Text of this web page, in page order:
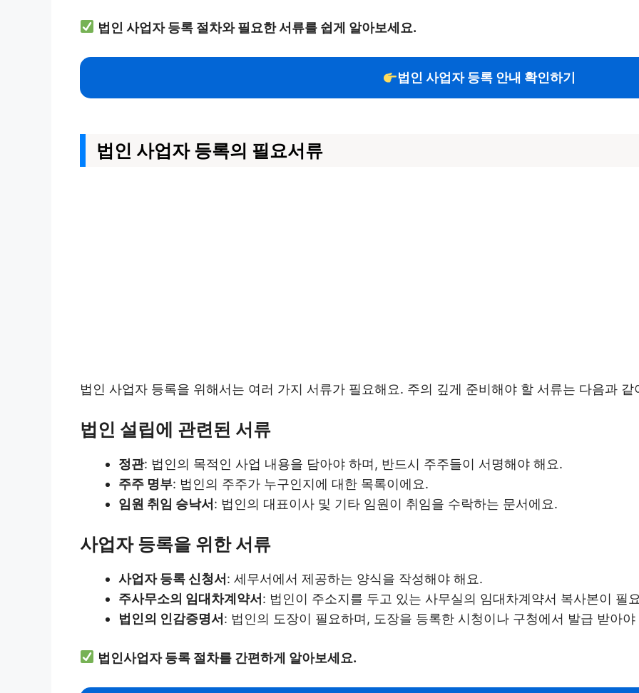
법인 사업자 등록 절차와 필요한 서류를 쉽게 알아보세요.
법인 사업자 등록 안내 확인하기
법인 사업자 등록의 필요서류
법인 사업자 등록을 위해서는 여러 가지 서류가 필요해요. 주의 깊게 준비해야 할 서류는 다음과 같
법인 설립에 관련된 서류
정관: 법인의 목적인 사업 내용을 담아야 하며, 반드시 주주들이 서명해야 해요.
주주 명부: 법인의 주주가 누구인지에 대한 목록이에요.
임원 취임 승낙서: 법인의 대표이사 및 기타 임원이 취임을 수락하는 문서에요.
사업자 등록을 위한 서류
사업자 등록 신청서: 세무서에서 제공하는 양식을 작성해야 해요.
주사무소의 임대차계약서: 법인이 주소지를 두고 있는 사무실의 임대차계약서 복사본이 필
법인의 인감증명서: 법인의 도장이 필요하며, 도장을 등록한 시청이나 구청에서 발급 받아야
법인사업자 등록 절차를 간편하게 알아보세요.